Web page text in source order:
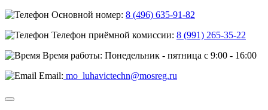
Основной номер: 8 (496) 635-91-82
Телефон приёмной комиссии: 8 (991) 265-35-22
Время работы: Понедельник - пятница с 9:00 - 16:00
Email: mo_luhavictechn@mosreg.ru